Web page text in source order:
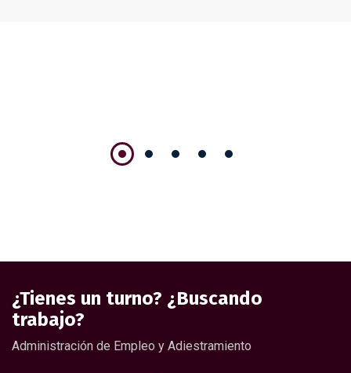
¿Tienes un turno? ¿Buscando
trabajo?
Administración de Empleo y Adiestramiento